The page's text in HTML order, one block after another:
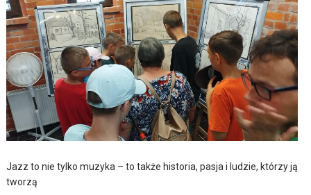
Jazz to nie tylko muzyka – to także historia, pasja i ludzie, którzy ją
tworzą